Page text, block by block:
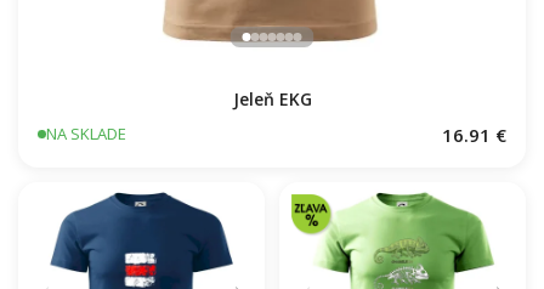
Jeleň EKG
NA SKLADE 16.91 €